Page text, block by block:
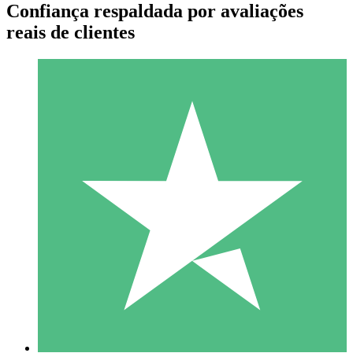
Pacotes de Créditos Individuais
Pague conforme o uso com créditos de download. Sem
1000
Confiança respaldada por avaliações
reais de clientes